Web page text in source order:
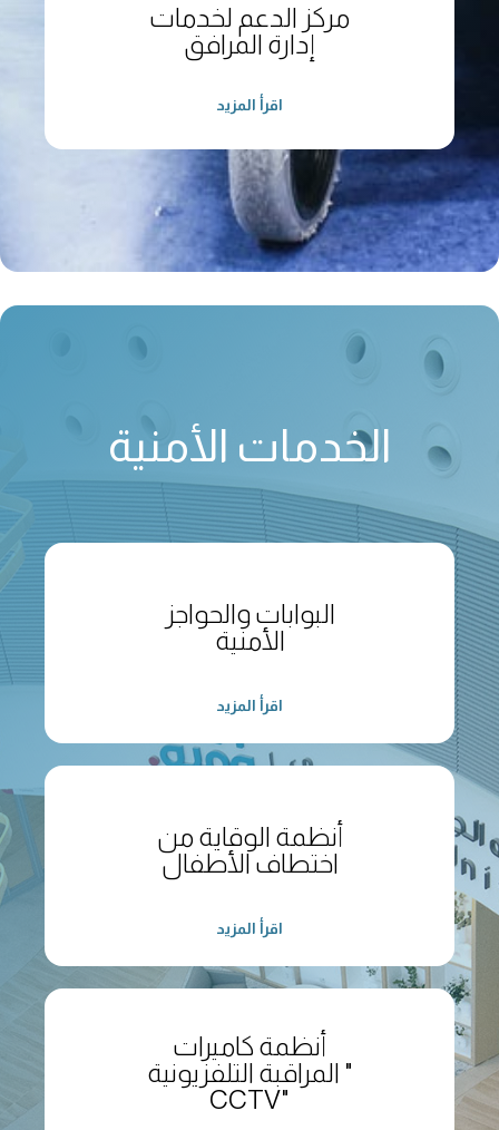
مركز الدعم لخدمات
إدارة المرافق
اقرأ المزيد
الخدمات الأمنية
البوابات والحواجز
الأمنية
اقرأ المزيد
أنظمة الوقاية من
اختطاف الأطفال
اقرأ المزيد
أنظمة كاميرات
المراقبة التلفزيونية "
CCTV"